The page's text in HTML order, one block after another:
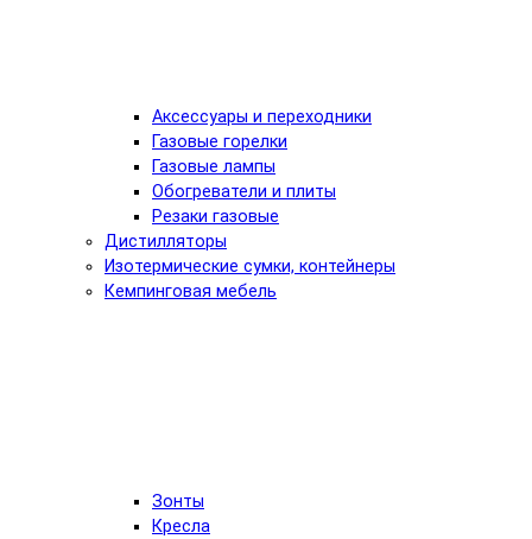
Аксессуары и переходники
Газовые горелки
Газовые лампы
Обогреватели и плиты
Резаки газовые
Дистилляторы
Изотермические сумки, контейнеры
Кемпинговая мебель
Зонты
Кресла